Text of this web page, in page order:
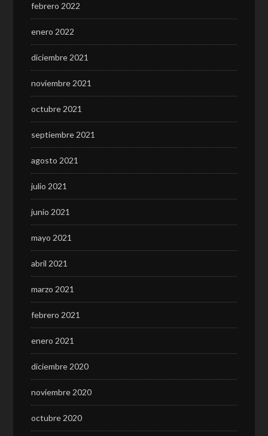
febrero 2022
enero 2022
diciembre 2021
noviembre 2021
octubre 2021
septiembre 2021
agosto 2021
julio 2021
junio 2021
mayo 2021
abril 2021
marzo 2021
febrero 2021
enero 2021
diciembre 2020
noviembre 2020
octubre 2020